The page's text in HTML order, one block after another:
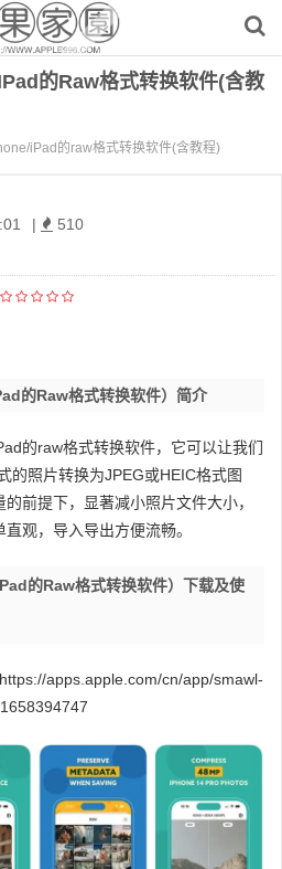
的raw格式转换软件(含教
iPad的raw格式转换软件(含教程)
| 510
的raw格式转换软件）简介
的raw格式转换软件，它可以让我们
的照片转换为JPEG或HEIC格式图
前提下，显著减小照片文件大小，
观，导入导出方便流畅。
的raw格式转换软件）下载及使
apps.apple.com/cn/app/smawl-